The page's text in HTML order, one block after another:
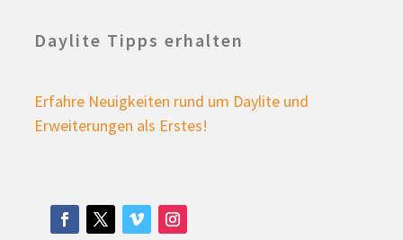
Daylite Tipps erhalten
Erfahre Neuigkeiten rund um Daylite und
Erweiterungen als Erstes!